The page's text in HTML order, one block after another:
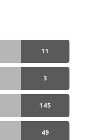
11
GÖNDERI(LER)
3
GÖNDERI(LER)
145
GÖNDERI(LER)
49